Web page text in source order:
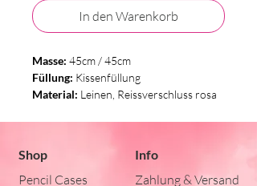
In den Warenkorb
Masse: 45cm / 45cm
Füllung: Kissenfüllung
Material: Leinen, Reissverschluss rosa
Shop
Pencil Cases
Info
Zahlung & Versand